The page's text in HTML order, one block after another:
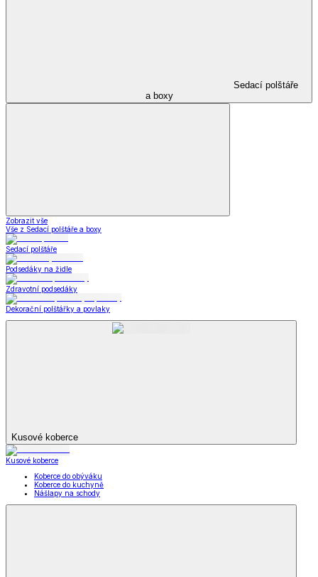
Sedací polštáře
a boxy
Zobrazit vše
Vše z Sedací polštáře a boxy
Sedací polštáře
Podsedáky na židle
Zdravotní podsedáky
Dekorační polštářky a povlaky
Kusové koberce
Kusové koberce
Koberce do obýváku
Koberce do kuchyně
Nášlapy na schody